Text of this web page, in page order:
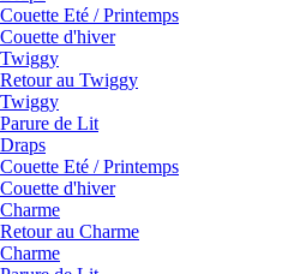
Couette Eté / Printemps
Couette d'hiver
Twiggy
Retour au Twiggy
Twiggy
Parure de Lit
Draps
Couette Eté / Printemps
Couette d'hiver
Charme
Retour au Charme
Charme